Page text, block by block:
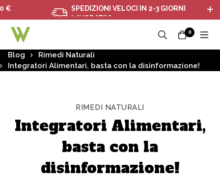
SPEDIZIONI VELOCI IN 2-3 GIORNI
LAVORATIVI
0
Blog
Rimedi Naturali
Integratori Alimentari, basta con la disinformazione!
RIMEDI NATURALI
Integratori Alimentari,
basta con la
disinformazione!